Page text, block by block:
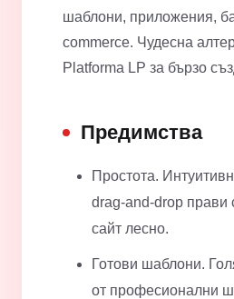
шаблони, приложения,
commerce. Чудесна
Platforma LP за бързо
Предимства
Простота.
drag-and-drop прави
сайт лесно.
Готови шаблони.
от професионални